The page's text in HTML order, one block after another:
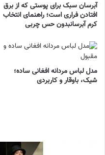
آبرسان سبک برای پوستی که از برق
افتادن فراری است؛ راهنمای انتخاب
کرم آبرسانبدون حس چربی
مدل لباس مردانه افغانی ساده؛
شیک، باوقار و کاربردی